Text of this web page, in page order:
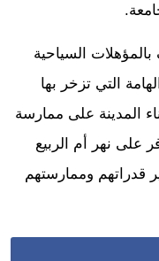
السياحية
التي تزخر بها
المدينة على ممارسة
على نهر أم الربيع
قدراتهم وممارستهم